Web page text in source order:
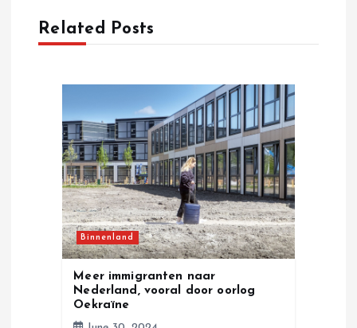
a
v
Related Posts
Binnenland
Meer immigranten naar
Nederland, vooral door oorlog
Oekraïne